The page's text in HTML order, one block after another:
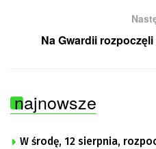
Na Gwardii
najnowsze
W środę, 12 sierpnia,